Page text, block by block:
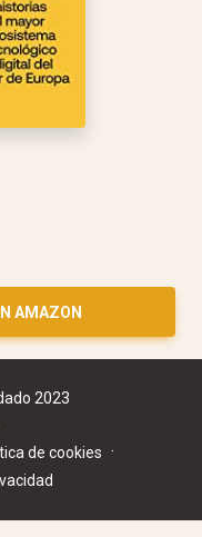
AMAZON
2023
de cookies ·